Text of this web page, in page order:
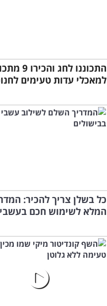
התכוננו לחג
למאכלי עדות טעימים
כל בשלן צריך להכיר:
המלא לשימוש חכם בעשבי